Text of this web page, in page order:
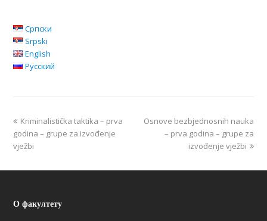
Српски
Srpski
English
Русский
Kriminalistička taktika – prva
godina – grupe za izvođenje
vježbi
Osnove bezbjednosnih nauka
– prva godina – grupe za
izvođenje vježbi
О факултету